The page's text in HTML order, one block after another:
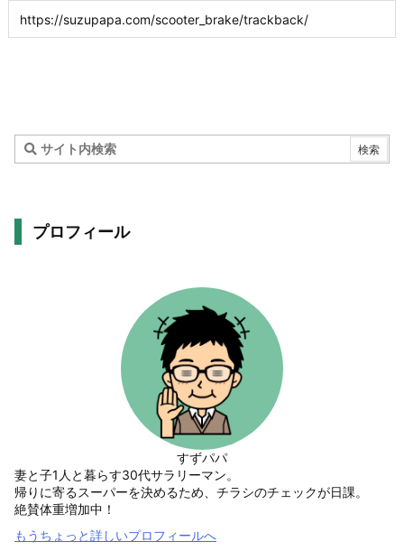
プロフィール
すずパパ
妻と子1人と暮らす30代サラリーマン。
帰りに寄るスーパーを決めるため、チラシのチェックが日課。
絶賛体重増加中！
もうちょっと詳しいプロフィールへ